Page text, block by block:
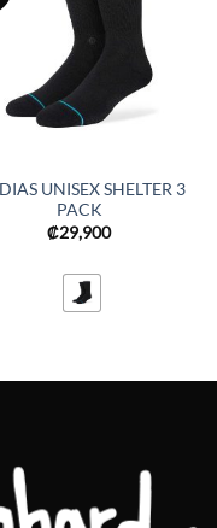
UNISEX SHELTER 3
PACK
₡29,900